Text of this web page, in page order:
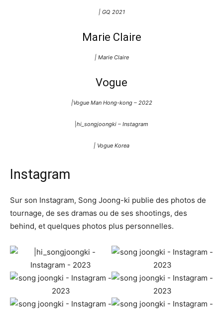
| GQ 2021
Marie Claire
| Marie Claire
Vogue
|Vogue Man Hong-kong – 2022
hi_songjoongki – Instagram
| Vogue Korea
Instagram
Sur son Instagram, Song Joong-ki publie des photos de
tournage, de ses dramas ou de ses shootings, des
behind, et quelques photos plus personnelles.